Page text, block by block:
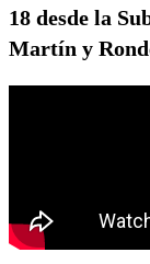
18 desde la
Martín y